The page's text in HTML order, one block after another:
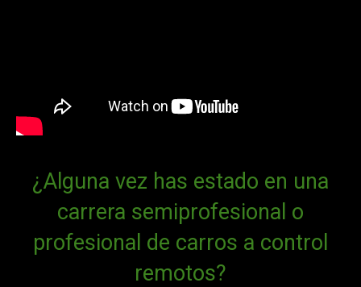
¿Alguna vez has estado en una
carrera semiprofesional o
profesional de carros a control
remotos?